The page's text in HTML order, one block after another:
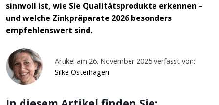
sinnvoll ist, wie Sie Qualitätsprodukte erkennen –
und welche Zinkpräparate 2026 besonders
empfehlenswert sind.
Artikel am 26. November 2025 verfasst von:
Silke Osterhagen